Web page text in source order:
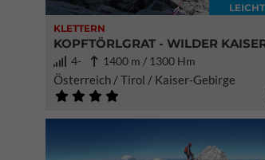
KLETTERN
LEICHT
KOPFTÖRLGRAT - WILDER
4- 1400 m / 1300 Hm
Österreich / Tirol / Kaiser-Gebirge